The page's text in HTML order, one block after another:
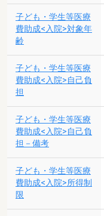
子ども・学生等医療
費助成<入院>対象年
齢
子ども・学生等医療
費助成<入院>自己負
担
子ども・学生等医療
費助成<入院>自己負
担－備考
子ども・学生等医療
費助成<入院>所得制
限